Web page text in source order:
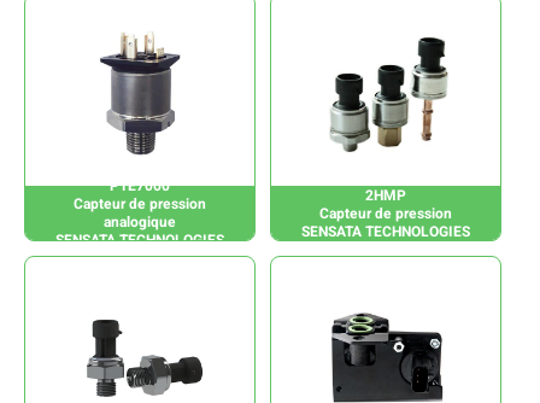
PTE7000
Capteur de pression
analogique
SENSATA TECHNOLOGIES
2HMP
Capteur de pression
SENSATA TECHNOLOGIES